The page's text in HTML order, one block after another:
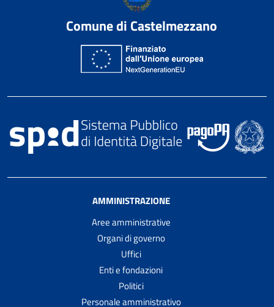
Comune di Castelmezzano
AMMINISTRAZIONE
Aree amministrative
Organi di governo
Uffici
Enti e fondazioni
Politici
Personale amministrativo